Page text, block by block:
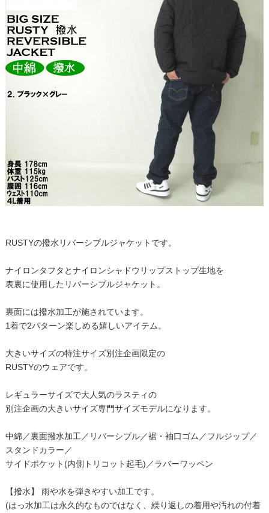
RUSTYの撥水リバーシブルジャケットです。
ナイロンタフタとナイロンシャドウリップストップ生地を
表裏に使用したリバーシブルジャケット。
裏面には撥水加工が施されています。
1着で2パターン楽しめる嬉しいアイテム。
大きいサイズの特注サイズ別注企画限定の
RUSTYのウェアです。
レギュラーサイズで大人気のラスティの
別注企画の大きいサイズ専門サイズモデルになります。
中綿／裏面撥水加工／リバーシブル／裾・袖口ゴム／フルジップ／
スタンドカラー／
サイドポケット(内側トリコット起毛)／ラバーワッペン
【撥水】 雨や水を弾きやすい加工です。
(はっ水加工は永久的なものではなく、繰り返しの着用や汚れの付着